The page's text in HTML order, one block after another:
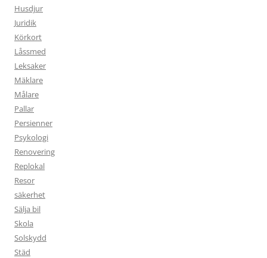
Husdjur
Juridik
Körkort
Låssmed
Leksaker
Mäklare
Målare
Pallar
Persienner
Psykologi
Renovering
Replokal
Resor
säkerhet
Sälja bil
Skola
Solskydd
Städ